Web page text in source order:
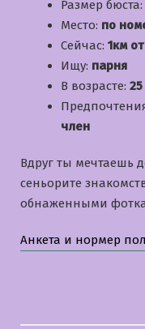
Размер бюста:
Место: по
Сейчас: 1км
Ищу: парня
В возрасте:
член
Вдруг ты мечтаешь
сеньорите
обнаженными
Анкета и нормер